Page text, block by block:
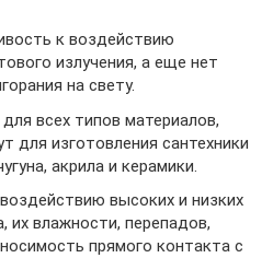
к воздействию
излучения, а еще нет
на свету.
всех типов материалов,
для изготовления сантехники
акрила и керамики.
высоких и низких
их влажности, перепадов,
прямого контакта с